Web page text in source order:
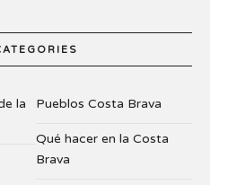
la
Pueblos Costa Brava
Qué hacer en la Costa
Brava